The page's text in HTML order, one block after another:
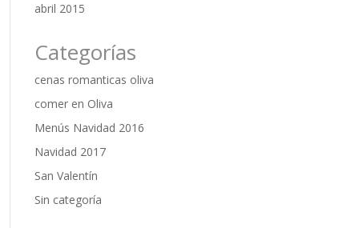
abril 2015
Categorías
cenas romanticas oliva
comer en Oliva
Menús Navidad 2016
Navidad 2017
San Valentín
Sin categoría